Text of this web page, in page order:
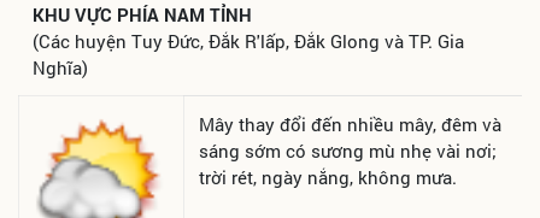
KHU VỰC PHÍA NAM TỈNH
(Các huyện Tuy Đức, Đắk R'lấp, Đắk Glong và TP. Gia
Nghĩa)
Mây thay đổi đến nhiều mây, đêm và
sáng sớm có sương mù nhẹ vài nơi;
trời rét, ngày nắng, không mưa.